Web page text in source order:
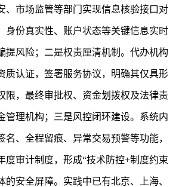
、市场监管等部门实现信息核验接口对
身份真实性、账户状态等关键信息实时
提风险；二是权责厘清机制。代办机构
质认证，签署服务协议，明确其仅具形
限，最终审批权、资金划拨权及法律责
管理机构；三是风控闭环建设。系统内
名、全程留痕、异常交易预警等功能，
度审计制度，形成“技术防控+制度约束
的安全屏障。实践中已有北京、上海、